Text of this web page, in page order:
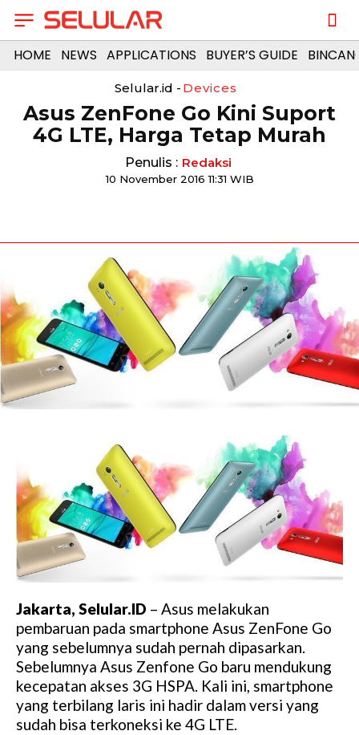
HOME NEWS APPLICATIONS BUYER’S GUIDE
Selular.id - Devices
Asus ZenFone Go Kini Suport
4G LTE, Harga Tetap Murah
Penulis : Redaksi
10 November 2016 11:31 WIB
Jakarta, Selular.ID – Asus melakukan
pembaruan pada smartphone Asus ZenFone Go
yang sebelumnya sudah pernah dipasarkan.
Sebelumnya Asus Zenfone Go baru mendukung
kecepatan akses 3G HSPA. Kali ini, smartphone
yang terbilang laris ini hadir dalam versi yang
sudah bisa terkoneksi ke 4G LTE.